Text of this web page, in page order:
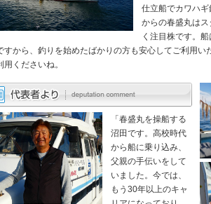
仕立船でカワハ
からの春盛丸はス
く注目株です。
すから、釣りを始めたばかりの方も安心してご利用い
用くださいね。
「春盛丸を操船する
沼田です。高校時代
から船に乗り込み、
父親の手伝いをして
いました。今では、
もう30年以上のキャ